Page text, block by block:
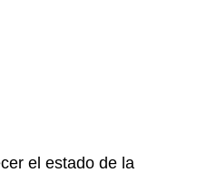
el estado de la